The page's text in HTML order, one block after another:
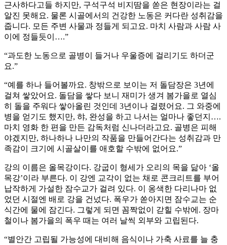
근사하다고들 하지만, 구석구석 비지땀을 쏟은 현장이라는 걸
알진 못해요. 물론 시골에서의 건강한 노동은 커다란 성취감을
줍니다. 모든 주변 사물과 정들게 되고요. 마치 사람과 사람 사
이에 정들듯이….”
“과도한 노동으로 골병이 들거나 우울증에 걸리기도 하더군
요.”
“예를 하나 들어볼까요. 창밖으로 보이는 저 돌담장은 3년에
걸쳐 쌓았어요. 돌담을 쌓다 보니 재미가 생겨 봄가을로 열심
히 돌을 주워다 쌓아올린 것인데 3년이나 걸렸어요. 그 와중에
병을 얻기도 했지만, 햐, 완성을 하고 나서는 얼마나 좋던지….
마치 영화 한 편을 만든 감독처럼 신나더라고요. 골병은 피해
야겠지만, 하나하나 나만의 작품을 만들어간다는 성취감과 만
족감이 크기에 시골살이를 애호할 수밖에 없어요.”
강의 이름은 올목강이다. 강굽이 형세가 오리의 목을 닮아 ‘올
목강’이라 부른다. 이 강엔 교각이 없는 채로 콘크리트를 부어
납작하게 가설한 잠수교가 걸려 있다. 이 옹색한 다리나마 없
었던 시절엔 배로 강을 건넜다. 폭우가 쏟아지면 잠수교는 순
식간에 물에 잠긴다. 그렇게 되면 꼼짝없이 갇힐 수밖에. 장마
철이나 봄가을의 폭우 때는 여러 날씩 외부와 고립된다.
“별안간 고립될 가능성에 대비해 음식이나 가축 사료를 늘 충